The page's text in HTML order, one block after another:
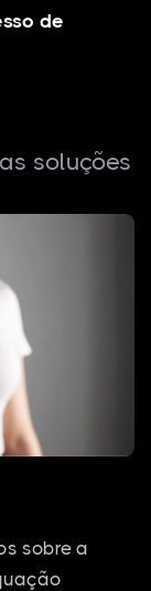
de
soluções
sobre a